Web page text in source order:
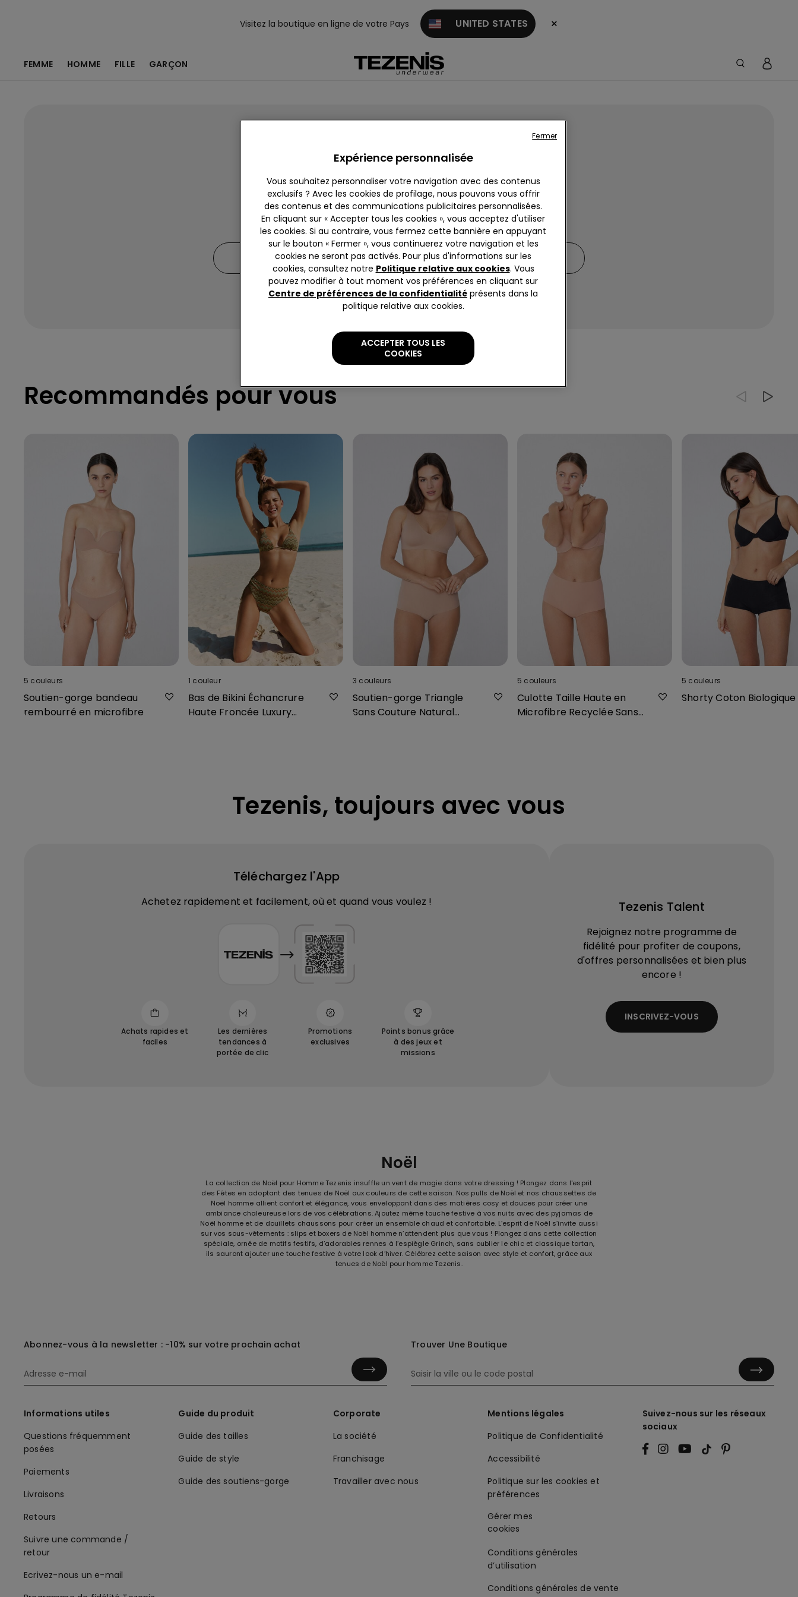
Noël est terminé !
Restez informés des dernières nouveautés
HOMME FILLES GARÇONS
Recommandés pour vous
5 couleurs
Soutien-gorge bandeau
rembourré en microfibre
1 couleur
Bas de Bikini Échancrure
Haute Froncée Luxury
3 couleurs
Soutien-gorge Triangle
Sans Couture Natural
5 couleurs
Culotte Taille Haute en
Microfibre Recyclée Sans
5 couleurs
Shorty Coton Biologique
Tezenis, toujours avec vous
Téléchargez l'App
Achetez rapidement et facilement, où et quand vous voulez !
Achats rapides et
faciles
Les dernières
tendances à
portée de clic
Promotions
exclusives
Points bonus grâce
à des jeux et
missions
Tezenis Talent
Rejoignez notre programme de
fidélité pour profiter de coupons,
d'offres personnalisées et bien plus
encore !
INSCRIVEZ-VOUS
Visitez la boutique en ligne de votre Pays UNITED STATES ×
FEMME HOMME FILLE GARÇON
Noël
La collection de Noël pour Homme Tezenis insuffle un vent de magie dans votre dressing ! Plongez dans l'esprit
des Fêtes en adoptant des tenues de Noël aux couleurs de cette saison. Nos pulls de Noël et nos chaussettes de
Noël homme allient confort et élégance, vous enveloppant dans des matières cosy et douces pour créer une
ambiance chaleureuse lors de vos célébrations. Ajoutez même touche festive à vos nuits avec des pyjamas de
Noël homme et de douillets chaussons pour créer un ensemble chaud et confortable. L’esprit de Noël s’invite aussi
sur vos sous-vêtements : slips et boxers de Noël homme n’attendent plus que vous ! Plongez dans cette collection
spéciale, ornée de motifs festifs, d’adorables rennes à l’espiègle Grinch, sans oublier le chic et classique tartan,
ils sauront ajouter une touche festive à votre look d’hiver. Célébrez cette saison avec style et confort, grâce aux
tenues de Noël pour homme Tezenis.
Abonnez-vous à la newsletter : -10% sur votre prochain achat Trouver Une Boutique
Informations utiles
Questions fréquemment
posées
Paiements
Livraisons
Retours
Suivre une commande /
retour
Ecrivez-nous un e-mail
Guide du produit
Guide des tailles
Guide de style
Guide des soutiens-gorge
Corporate
La société
Franchisage
Travailler avec nous
Mentions légales
Politique de Confidentialité
Accessibilité
Politique sur les cookies et
préférences
Conditions générales
d’utilisation
Conditions générales de vente
Suivez-nous sur les réseaux
sociaux
Expérience personnalisée
Vous souhaitez personnaliser votre navigation avec des contenus
exclusifs ? Avec les cookies de profilage, nous pouvons vous offrir
des contenus et des communications publicitaires personnalisées.
En cliquant sur « Accepter tous les cookies », vous acceptez d'utiliser
les cookies. Si au contraire, vous fermez cette bannière en appuyant
sur le bouton « Fermer », vous continuerez votre navigation et les
cookies ne seront pas activés. Pour plus d'informations sur les
cookies, consultez notre Politique relative aux cookies. Vous
pouvez modifier à tout moment vos préférences en cliquant sur
Centre de préférences de la confidentialité présents dans la
politique relative aux cookies.
ACCEPTER TOUS LES
COOKIES
Fermer